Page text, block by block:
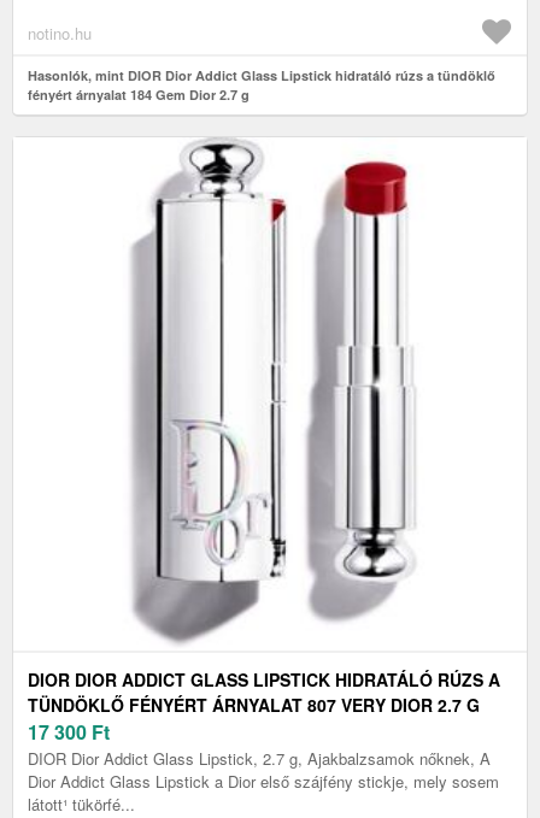
notino.hu
Hasonlók, mint DIOR Dior Addict Glass Lipstick hidratáló rúzs a tündöklő
fényért árnyalat 184 Gem Dior 2.7 g
DIOR DIOR ADDICT GLASS LIPSTICK HIDRATÁLÓ RÚZS A
TÜNDÖKLŐ FÉNYÉRT ÁRNYALAT 807 VERY DIOR 2.7 G
17 300 Ft
DIOR Dior Addict Glass Lipstick, 2.7 g, Ajakbalzsamok nőknek, A
Dior Addict Glass Lipstick a Dior első szájfény stickje, mely sosem
látott¹ tükörfé...